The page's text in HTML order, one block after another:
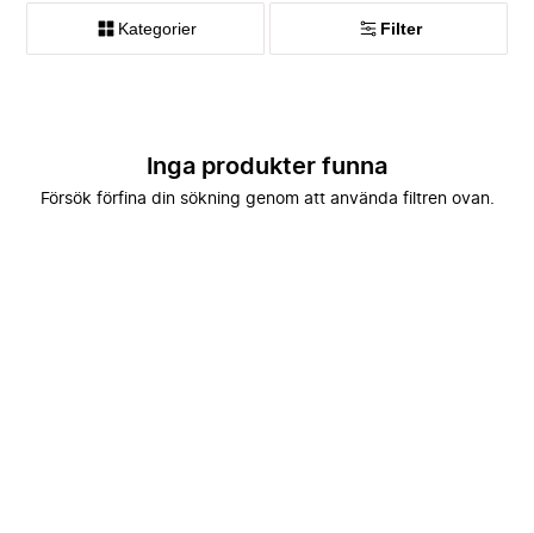
Kategorier Filter
Inga produkter funna
Försök förfina din sökning genom att använda filtren ovan.